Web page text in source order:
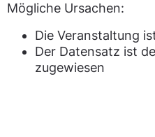
Mögliche Ursachen:
Die Veranstaltung
Der Datensatz ist
zugewiesen